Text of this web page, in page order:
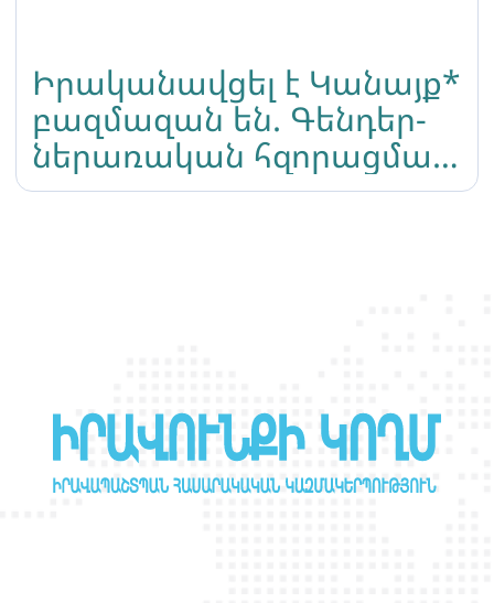
Իրականավցել է Կանայք*
բազմազան են. Գենդեր-
ներառական հզորացման
ճամբարը